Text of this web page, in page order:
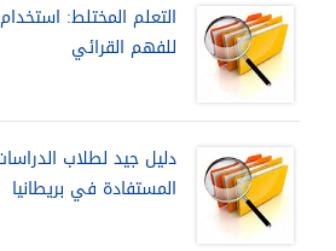
التعلم المختلط:
للفهم القرائي
دليل جيد لطلاب
المستفادة في بريطانيا